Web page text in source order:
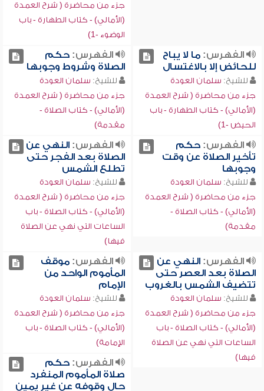
جزء من محاضرة ( شرح العمدة
(الأمالي) - كتاب الطهارة - باب
الوضوء -1)
الفهرس:ما لا يباح
للحائض إلا بالاغتسال
للشيخ: سلمان العودة
جزء من محاضرة ( شرح العمدة
(الأمالي) - كتاب الطهارة - باب
الحيض -1)
الفهرس:حكم
الصلاة وشروط وجوبها
للشيخ: سلمان العودة
جزء من محاضرة ( شرح العمدة
(الأمالي) - كتاب الصلاة -
مقدمة)
الفهرس:حكم
تأخير الصلاة عن وقت
وجوبها
للشيخ: سلمان العودة
جزء من محاضرة ( شرح العمدة
(الأمالي) - كتاب الصلاة -
مقدمة)
الفهرس:النهي عن
الصلاة بعد الفجر حتى
تطلع الشمس
للشيخ: سلمان العودة
جزء من محاضرة ( شرح العمدة
(الأمالي) - كتاب الصلاة - باب
الساعات التي نهي عن الصلاة
فيها)
الفهرس:النهي عن
الصلاة بعد العصر حتى
تتضيف الشمس بالغروب
للشيخ: سلمان العودة
جزء من محاضرة ( شرح العمدة
(الأمالي) - كتاب الصلاة - باب
الساعات التي نهي عن الصلاة
فيها)
الفهرس:موقف
المأموم الواحد من
الإمام
للشيخ: سلمان العودة
جزء من محاضرة ( شرح العمدة
(الأمالي) - كتاب الصلاة - باب
الإمامة)
الفهرس:حكم
صلاة المأموم المنفرد
حال وقوفه عن غير يمين